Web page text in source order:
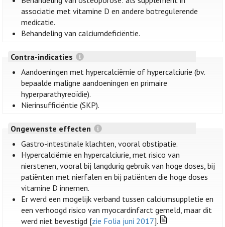
associatie met vitamine D en andere botregulerende
medicatie.
Behandeling van calciumdeficiëntie.
Contra-indicaties
Aandoeningen met hypercalciëmie of hypercalciurie (bv.
bepaalde maligne aandoeningen en primaire
hyperparathyreoïdie).
Nierinsufficiëntie (SKP).
Ongewenste effecten
Gastro-intestinale klachten, vooral obstipatie.
Hypercalciëmie en hypercalciurie, met risico van
nierstenen, vooral bij langdurig gebruik van hoge doses, bij
patiënten met nierfalen en bij patiënten die hoge doses
vitamine D innemen.
Er werd een mogelijk verband tussen calciumsuppletie en
een verhoogd risico van myocardinfarct gemeld, maar dit
werd niet bevestigd [zie Folia juni 2017].